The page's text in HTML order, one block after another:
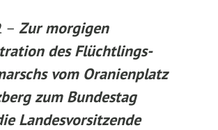
– Zur morgigen
des Flüchtlings-
vom Oranienplatz
zum Bundestag
Landesvorsitzende